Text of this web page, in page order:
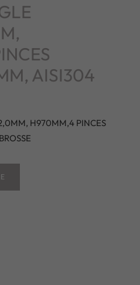
AISI304
H970MM,4 PINCES